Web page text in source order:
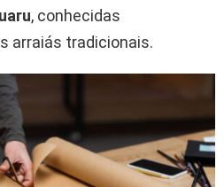
, conhecidas
arraiás tradicionais.